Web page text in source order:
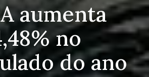
aumenta
no
do ano